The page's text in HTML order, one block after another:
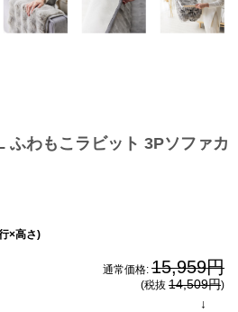
ふわもこラビット 3Pソファカ
×高さ)
通常価格: 15,959円
(税抜 14,509円)
↓